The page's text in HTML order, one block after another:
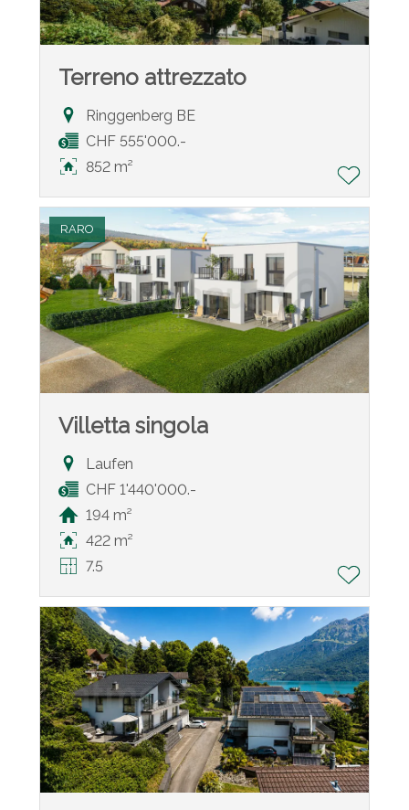
Terreno attrezzato
Ringgenberg BE
CHF 555'000.-
852 m²
RARO
Villetta singola
Laufen
CHF 1'440'000.-
194 m²
422 m²
7.5